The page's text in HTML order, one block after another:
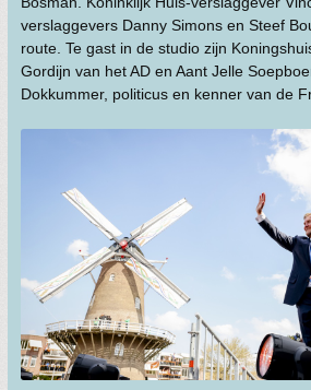
verslaggevers Danny Simons en Steef
route. Te gast in de studio zijn
Gordijn van het AD en Aant Jelle
Dokkummer, politicus en kenner van de